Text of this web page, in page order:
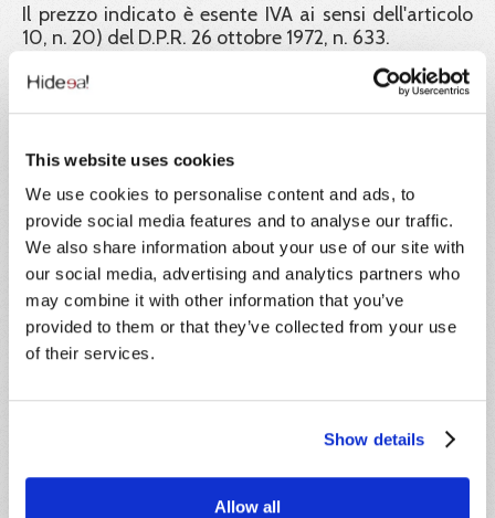
This website uses cookies
We use cookies to personalise content and ads, to
provide social media features and to analyse our traffic.
We also share information about your use of our site with
our social media, advertising and analytics partners who
may combine it with other information that you’ve
provided to them or that they’ve collected from your use
of their services.
Show details
Allow all
Il prezzo indicato è esente IVA ai sensi dell'articolo
10, n. 20) del D.P.R. 26 ottobre 1972, n. 633.
Ente formatore:
certificato ISO 9001.
Garanzia dei certificati:
Hideea Srl garantisce la validità legale dei corsi
pubblicati sul portale Impresa8108 e a tutela dei
corsisti rende liberamente consultabili e scaricabili
dal portale tutti i documenti e gli atti richiesti dalla
normativa vigente a convalida dei percorsi didattici
identificati con un codice univoco di
lavoro e ogni autorità ispettiva possono verificarne